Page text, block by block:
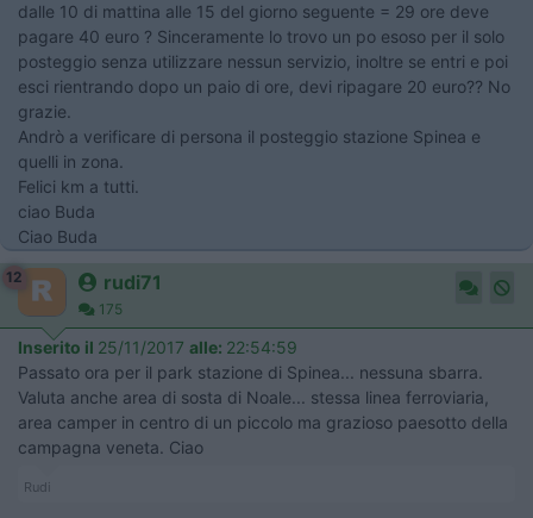
dalle 10 di mattina alle 15 del giorno seguente = 29 ore deve
pagare 40 euro ? Sinceramente lo trovo un po esoso per il solo
posteggio senza utilizzare nessun servizio, inoltre se entri e poi
esci rientrando dopo un paio di ore, devi ripagare 20 euro?? No
grazie.
Andrò a verificare di persona il posteggio stazione Spinea e
quelli in zona.
Felici km a tutti.
ciao Buda
Ciao Buda
12 rudi71
175
Inserito il 25/11/2017 alle: 22:54:59
Passato ora per il park stazione di Spinea... nessuna sbarra.
Valuta anche area di sosta di Noale... stessa linea ferroviaria,
area camper in centro di un piccolo ma grazioso paesotto della
campagna veneta. Ciao
Rudi